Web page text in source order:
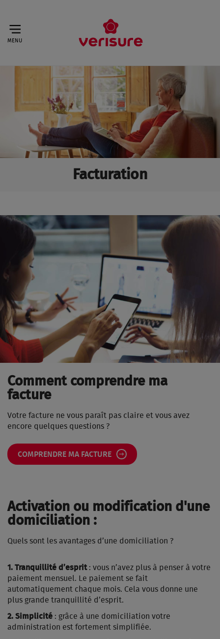
MENU
Facturation
Comment comprendre ma
facture
Votre facture ne vous paraît pas claire et vous avez
encore quelques questions ?
COMPRENDRE MA FACTURE
Activation ou modification d'une
domiciliation :
Quels sont les avantages d’une domiciliation ?
1. Tranquillité d’esprit: vous n’avez plus à penser à votre
paiement mensuel. Le paiement se fait
automatiquement chaque mois. Cela vous donne une
plus grande tranquillité d’esprit.
2. Simplicité : grâce à une domiciliation votre
administration est fortement simplifiée.